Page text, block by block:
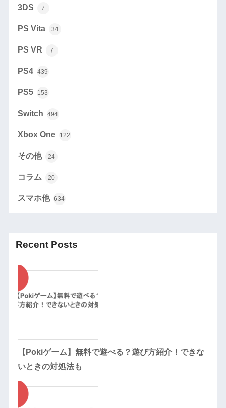
3DS 7
PS Vita 34
PS VR 7
PS4 439
PS5 153
Switch 494
Xbox One 122
その他 24
コラム 20
スマホ他 634
Recent Posts
【Pokiゲーム】無料で遊べる？遊び方紹介！できな
いときの対処法も